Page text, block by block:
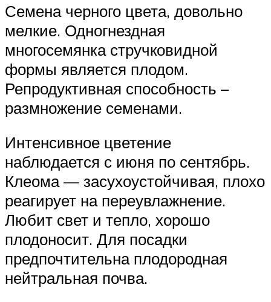
Семена черного цвета, довольно
мелкие. Одногнездная
многосемянка стручковидной
формы является плодом.
Репродуктивная способность –
размножение семенами.
Интенсивное цветение
наблюдается с июня по сентябрь.
Клеома — засухоустойчивая, плохо
реагирует на переувлажнение.
Любит свет и тепло, хорошо
плодоносит. Для посадки
предпочтительна плодородная
нейтральная почва.